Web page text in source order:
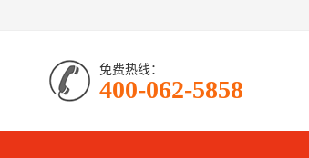
免费热线：
400-062-5858